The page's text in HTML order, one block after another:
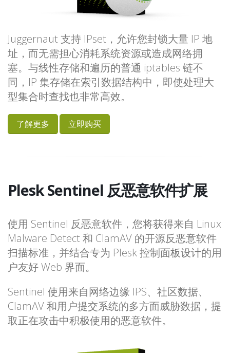
Juggernaut 支持 IPset，允许您封锁大量 IP 地
址，而无需担心消耗系统资源或造成网络拥
塞。与线性存储和遍历的普通 iptables 链不
同，IP 集存储在索引数据结构中，即使处理大
型集合时查找也非常高效。
了解更多 立即购买
Plesk Sentinel 反恶意软件扩展
使用 Sentinel 反恶意软件，您将获得来自 Linux
Malware Detect 和 ClamAV 的开源反恶意软件
扫描标准，并结合专为 Plesk 控制面板设计的用
户友好 Web 界面。
Sentinel 使用来自网络边缘 IPS、社区数据、
ClamAV 和用户提交系统的多方面威胁数据，提
取正在攻击中积极使用的恶意软件。